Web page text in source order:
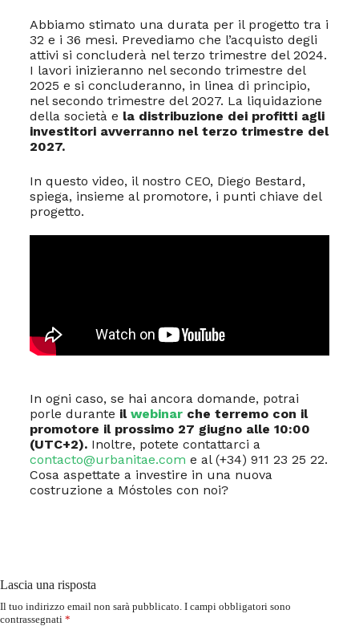
Abbiamo stimato una durata per il progetto tra i
32 e i 36 mesi. Prevediamo che l’acquisto degli
attivi si concluderà nel terzo trimestre del 2024.
I lavori inizieranno nel secondo trimestre del
2025 e si concluderanno, in linea di principio,
nel secondo trimestre del 2027. La liquidazione
della società e la distribuzione dei profitti agli
investitori avverranno nel terzo trimestre del
2027.
In questo video, il nostro CEO, Diego Bestard,
spiega, insieme al promotore, i punti chiave del
progetto.
In ogni caso, se hai ancora domande, potrai
porle durante il webinarche terremo con il
promotore il prossimo 27 giugno alle 10:00
(UTC+2).Inoltre, potete contattarci a
contacto@urbanitae.com e al (+34) 911 23 25 22.
Cosa aspettate a investire in una nuova
costruzione a Móstoles con noi?
Lascia una risposta
Il tuo indirizzo email non sarà pubblicato. I campi obbligatori sono
contrassegnati *